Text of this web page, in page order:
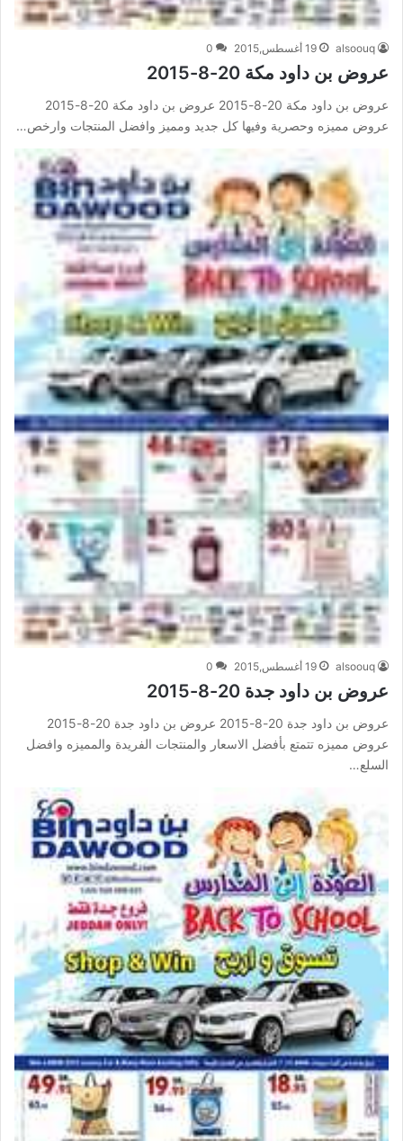
alsoouq 19 أغسطس,2015 0
عروض بن داود مكة 20-8-2015
عروض بن داود مكة 20-8-2015 عروض بن داود مكة 20-8-2015
عروض مميزه وحصرية وفيها كل جديد ومميز وافضل المنتجات وارخص…
alsoouq 19 أغسطس,2015 0
عروض بن داود جدة 20-8-2015
عروض بن داود جدة 20-8-2015 عروض بن داود جدة 20-8-2015
عروض مميزه تتمتع بأفضل الاسعار والمنتجات الفريدة والمميزه وافضل
السلع…